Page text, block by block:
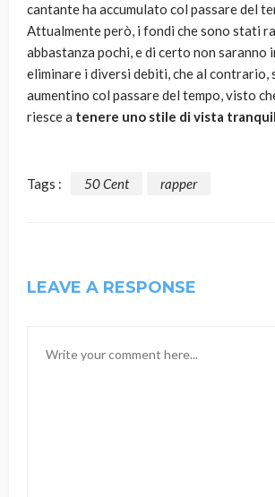
cantante ha accumulato col passare del
Attualmente però, i fondi che sono stati
abbastanza pochi, e di certo non saranno
eliminare i diversi debiti, che al contrario,
aumentino col passare del tempo, visto
riesce a tenere uno stile di vista
Tags : 50 Cent rapper
LEAVE A RESPONSE